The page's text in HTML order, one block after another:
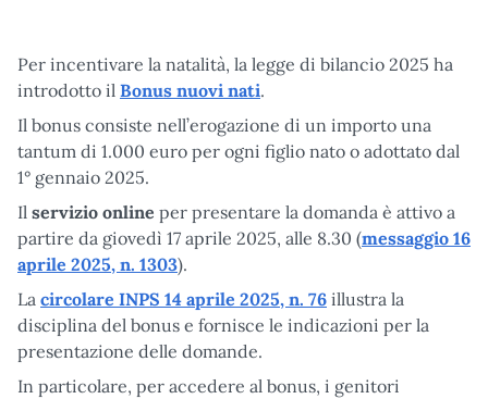
Per incentivare la natalità, la legge di bilancio 2025 ha
introdotto il Bonus nuovi nati.
Il bonus consiste nell’erogazione di un importo una
tantum di 1.000 euro per ogni figlio nato o adottato dal
1° gennaio 2025.
Il servizio online per presentare la domanda è attivo a
partire da giovedì 17 aprile 2025, alle 8.30 (messaggio 16
aprile 2025, n. 1303).
La circolare INPS 14 aprile 2025, n. 76 illustra la
disciplina del bonus e fornisce le indicazioni per la
presentazione delle domande.
In particolare, per accedere al bonus, i genitori